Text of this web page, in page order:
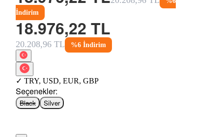
İndirim
18.976,22 TL
20.208,96 TL %6 İndirim
✓ TRY, USD, EUR, GBP
Seçenekler:
Black Silver